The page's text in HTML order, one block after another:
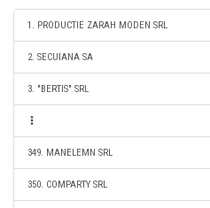
1. PRODUCTIE ZARAH MODEN SRL
2. SECUIANA SA
3. "BERTIS" SRL
349. MANELEMN SRL
350. COMPARTY SRL